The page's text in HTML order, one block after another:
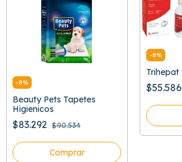
-8%
Beauty Pets Tapetes
Higienicos
$83.292 $90.534
Comprar
-8%
Trihepat
$55.586